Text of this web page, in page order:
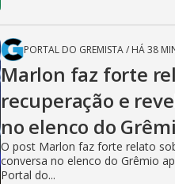
PORTAL DO GREMISTA/ HÁ 38
Marlon faz forte
recuperação e
no elenco do
O post Marlon faz forte relato
conversa no elenco do Grêmio
Portal do...